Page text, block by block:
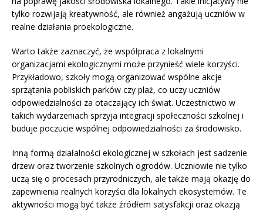
tylko rozwijają kreatywność, ale również angażują uczniów w
realne działania proekologiczne.
Warto także zaznaczyć, że współpraca z lokalnymi
organizacjami ekologicznymi może przynieść wiele korzyści.
Przykładowo, szkoły mogą organizować wspólne akcje
sprzątania pobliskich parków czy plaż, co uczy uczniów
odpowiedzialności za otaczający ich świat. Uczestnictwo w
takich wydarzeniach sprzyja integracji społeczności szkolnej i
buduje poczucie wspólnej odpowiedzialności za środowisko.
Inną formą działalności ekologicznej w szkołach jest sadzenie
drzew oraz tworzenie szkolnych ogrodów. Uczniowie nie tylko
uczą się o procesach przyrodniczych, ale także mają okazję do
zapewnienia realnych korzyści dla lokalnych ekosystemów. Te
aktywności mogą być także źródłem satysfakcji oraz okazją